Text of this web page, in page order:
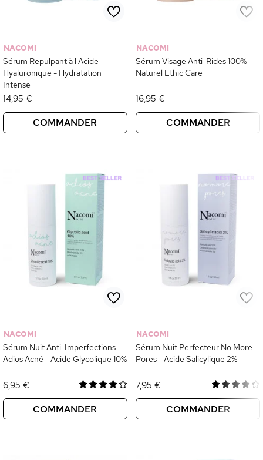
NACOMI
Sérum Repulpant à l'Acide
Hyaluronique - Hydratation
Intense
14,95 €
COMMANDER
NACOMI
Sérum Visage Anti-Rides 100%
Naturel Ethic Care
16,95 €
COMMANDER
NACOMI
Sérum Nuit Anti-Imperfections
Adios Acné - Acide Glycolique 10%
6,95 €
COMMANDER
NACOMI
Sérum Nuit Perfecteur No More
Pores - Acide Salicylique 2%
7,95 €
COMMANDER